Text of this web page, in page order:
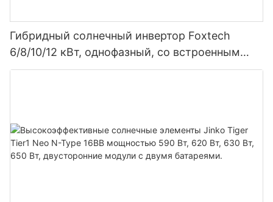
Гибридный солнечный инвертор Foxtech
6/8/10/12 кВт, однофазный, со встроенным
MPPT-контроллером, возможность